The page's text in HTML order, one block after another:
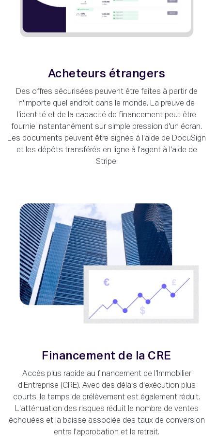
Acheteurs étrangers
Des offres sécurisées peuvent être faites à partir de
n'importe quel endroit dans le monde. La preuve de
l'identité et de la capacité de financement peut être
fournie instantanément sur simple pression d'un écran.
Les documents peuvent être signés à l'aide de DocuSign
et les dépôts transférés en ligne à l'agent à l'aide de
Stripe.
Financement de la CRE
Accès plus rapide au financement de l'Immobilier
d'Entreprise (CRE). Avec des délais d'exécution plus
courts, le temps de prélèvement est également réduit.
L'atténuation des risques réduit le nombre de ventes
échouées et la baisse associée des taux de conversion
entre l'approbation et le retrait.